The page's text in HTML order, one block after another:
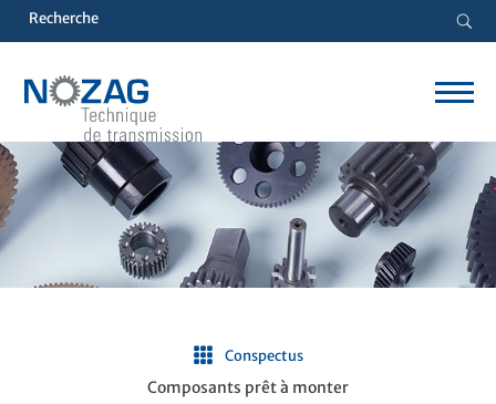
Conspectus
Composants prêt à monter